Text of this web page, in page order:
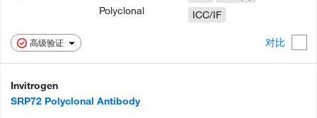
高级验证 对比
Polyclonal
ICC/IF
Invitrogen
SRP72 Polyclonal Antibody